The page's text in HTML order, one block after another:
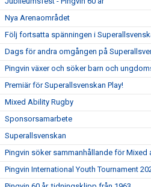
Nya Arenaområdet
Följ fortsatta spänningen i
Dags för andra omgången på
Pingvin växer och söker barn och
Premiär för Superallsvenskan Play!
Mixed Ability Rugby
Sponsorsamarbete
Superallsvenskan
Pingvin söker sammanhållande för Mixed
Pingvin International Youth Tournament